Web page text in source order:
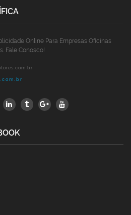
Online Para Empresas Oficinas
Fale Conosco!